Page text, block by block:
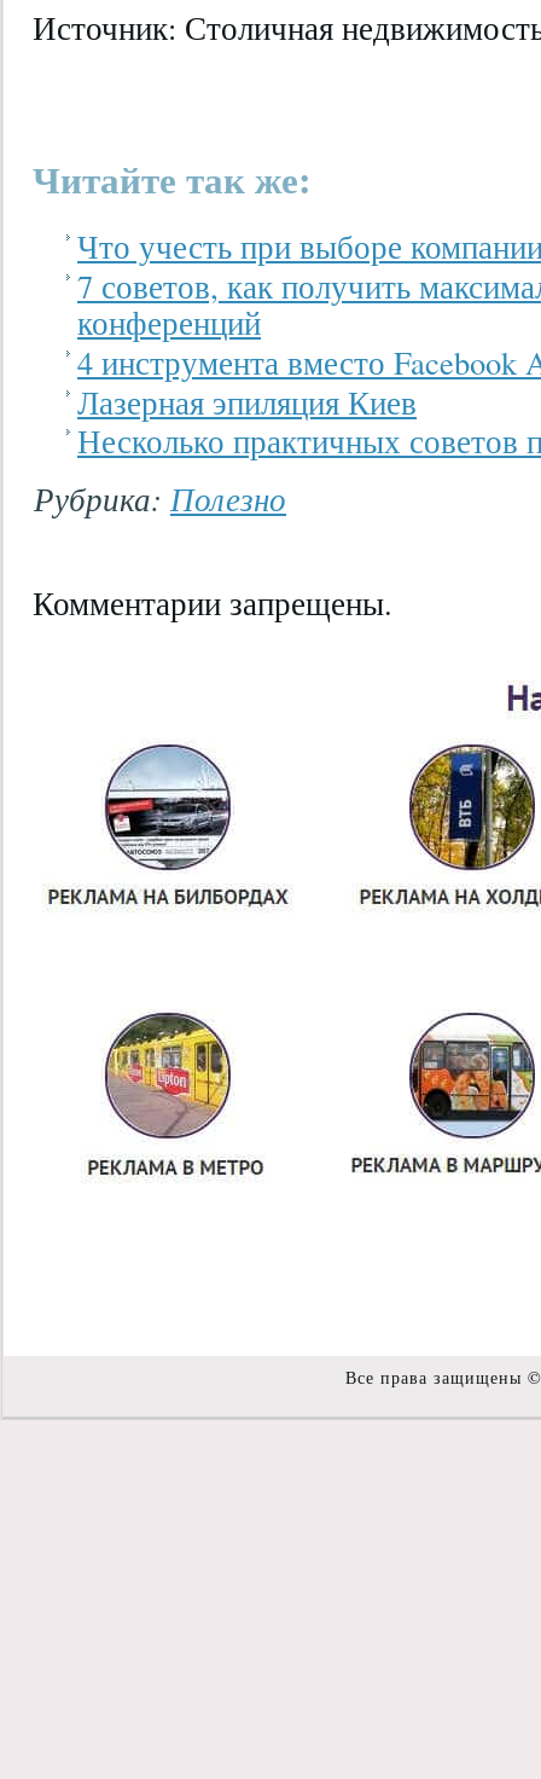
Источник: Столичная
Читайте так же:
Что учесть при выборе
7 советов, как получить
конференций
4 инструмента вместо Facebook
Лазерная эпиляция Киев
Несколько практичных советов
Рубрика:Полезно
Комментарии запрещены.
Все права защищены